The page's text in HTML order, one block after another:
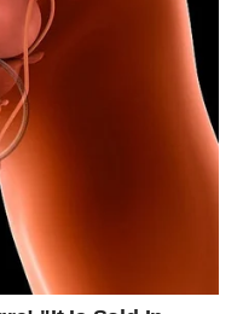
da donesete neke
narednog perioda
izvor prihoda ili
može biti rezultat rada
koja donosi pozitivne